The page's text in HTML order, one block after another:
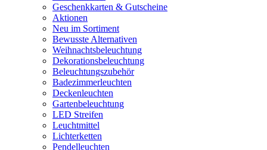
Geschenkkarten & Gutscheine
Aktionen
Neu im Sortiment
Bewusste Alternativen
Weihnachtsbeleuchtung
Dekorationsbeleuchtung
Beleuchtungszubehör
Badezimmerleuchten
Deckenleuchten
Gartenbeleuchtung
LED Streifen
Leuchtmittel
Lichterketten
Pendelleuchten